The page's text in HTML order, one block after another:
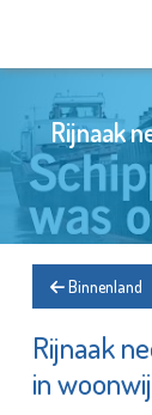
Rijnaak
Binnenland
Rijnaak
in